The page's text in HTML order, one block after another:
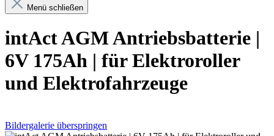
Menü schließen
intAct AGM Antriebsbatterie |
6V 175Ah | für Elektroroller
und Elektrofahrzeuge
Bildergalerie überspringen